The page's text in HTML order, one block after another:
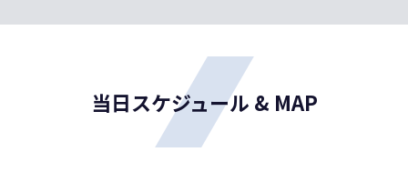
当日スケジュール & MAP